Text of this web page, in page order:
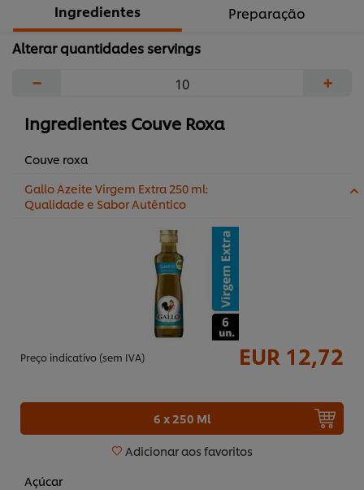
Ingredientes
Preparação
Alterar quantidades servings
− +
Ingredientes Couve Roxa
Couve roxa
Gallo Azeite Virgem Extra 250 ml:
Qualidade e Sabor Autêntico
Preço indicativo (sem IVA) EUR 12,72
6 x 250 Ml
Adicionar aos favoritos
Açúcar